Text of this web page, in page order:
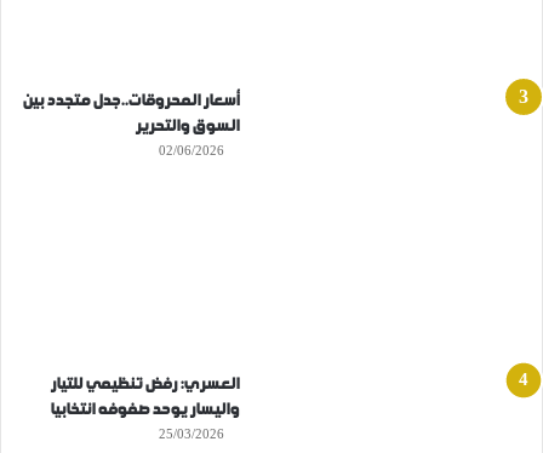
أسعار المحروقات..جدل متجدد بين
السوق والتحرير
02/06/2026
العسري: رفض تنظيمي للتيار
واليسار يوحد صفوفه انتخابيا
25/03/2026